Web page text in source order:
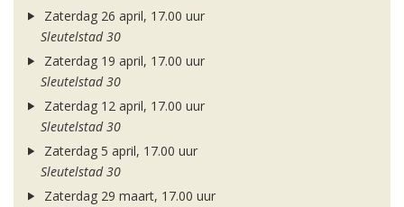
Zaterdag 26 april, 17.00 uur
Sleutelstad 30
Zaterdag 19 april, 17.00 uur
Sleutelstad 30
Zaterdag 12 april, 17.00 uur
Sleutelstad 30
Zaterdag 5 april, 17.00 uur
Sleutelstad 30
Zaterdag 29 maart, 17.00 uur